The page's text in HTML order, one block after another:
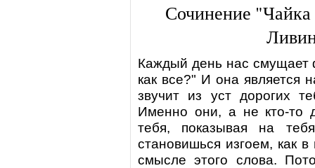
Сочинение
Каждый день нас смущает
как все?" И она является
звучит из уст дорогих
Именно они, а не кто-то
тебя, показывая на
становишься изгоем, как
смысле этого слова.